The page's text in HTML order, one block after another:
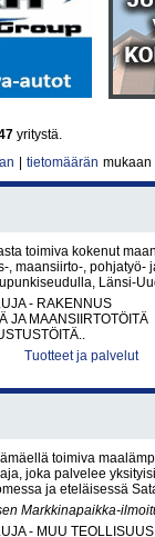
yritystä.
tietomäärän mukaan
toimiva kokenut
, maansiirto-, pohjatyö-
Länsi-
- RAKENNUS
JA MAANSIIRTOTÖITÄ
Tuotteet ja palvelut
toimiva
joka palvelee
ja eteläisessä
Markkinapaikka-
- MUU TEOLLISUUS